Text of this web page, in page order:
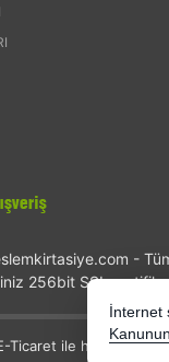
- Tüm
256bit SSL
Ticaret ile
İnternet